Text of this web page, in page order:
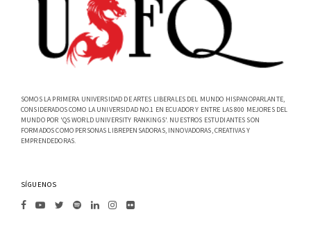
SOMOS LA PRIMERA UNIVERSIDAD DE ARTES LIBERALES DEL MUNDO HISPANOPARLANTE,
CONSIDERADOS COMO LA UNIVERSIDAD NO.1 EN ECUADOR Y ENTRE LAS 800 MEJORES DEL
MUNDO POR 'QS WORLD UNIVERSITY RANKINGS'. NUESTROS ESTUDIANTES SON
FORMADOS COMO PERSONAS LIBREPENSADORAS, INNOVADORAS, CREATIVAS Y
EMPRENDEDORAS.
SÍGUENOS